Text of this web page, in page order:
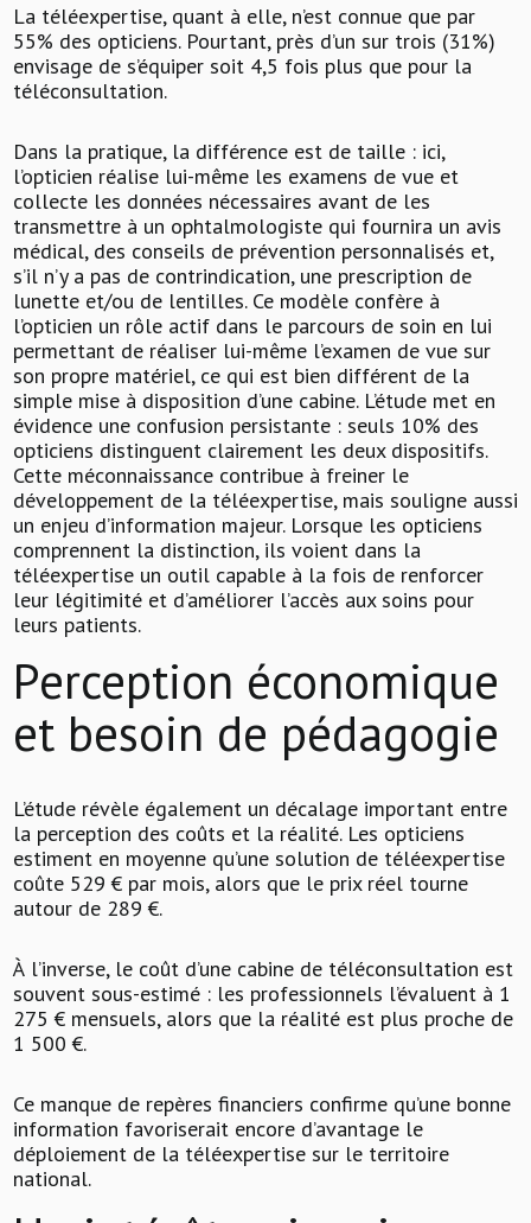
La téléexpertise, quant à elle, n’est connue que par
55% des opticiens. Pourtant, près d’un sur trois (31%)
envisage de s’équiper soit 4,5 fois plus que pour la
téléconsultation.
Dans la pratique, la différence est de taille : ici,
l’opticien réalise lui-même les examens de vue et
collecte les données nécessaires avant de les
transmettre à un ophtalmologiste qui fournira un avis
médical, des conseils de prévention personnalisés et,
s’il n’y a pas de contrindication, une prescription de
lunette et/ou de lentilles. Ce modèle confère à
l’opticien un rôle actif dans le parcours de soin en lui
permettant de réaliser lui-même l’examen de vue sur
son propre matériel, ce qui est bien différent de la
simple mise à disposition d’une cabine. L’étude met en
évidence une confusion persistante : seuls 10% des
opticiens distinguent clairement les deux dispositifs.
Cette méconnaissance contribue à freiner le
développement de la téléexpertise, mais souligne aussi
un enjeu d’information majeur. Lorsque les opticiens
comprennent la distinction, ils voient dans la
téléexpertise un outil capable à la fois de renforcer
leur légitimité et d’améliorer l’accès aux soins pour
leurs patients.
Perception économique
et besoin de pédagogie
L’étude révèle également un décalage important entre
la perception des coûts et la réalité. Les opticiens
estiment en moyenne qu’une solution de téléexpertise
coûte 529 € par mois, alors que le prix réel tourne
autour de 289 €.
À l’inverse, le coût d’une cabine de téléconsultation est
souvent sous-estimé : les professionnels l’évaluent à 1
275 € mensuels, alors que la réalité est plus proche de
1 500 €.
Ce manque de repères financiers confirme qu’une bonne
information favoriserait encore d’avantage le
déploiement de la téléexpertise sur le territoire
national.